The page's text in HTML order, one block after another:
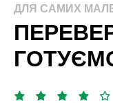
ДЛЯ САМИХ